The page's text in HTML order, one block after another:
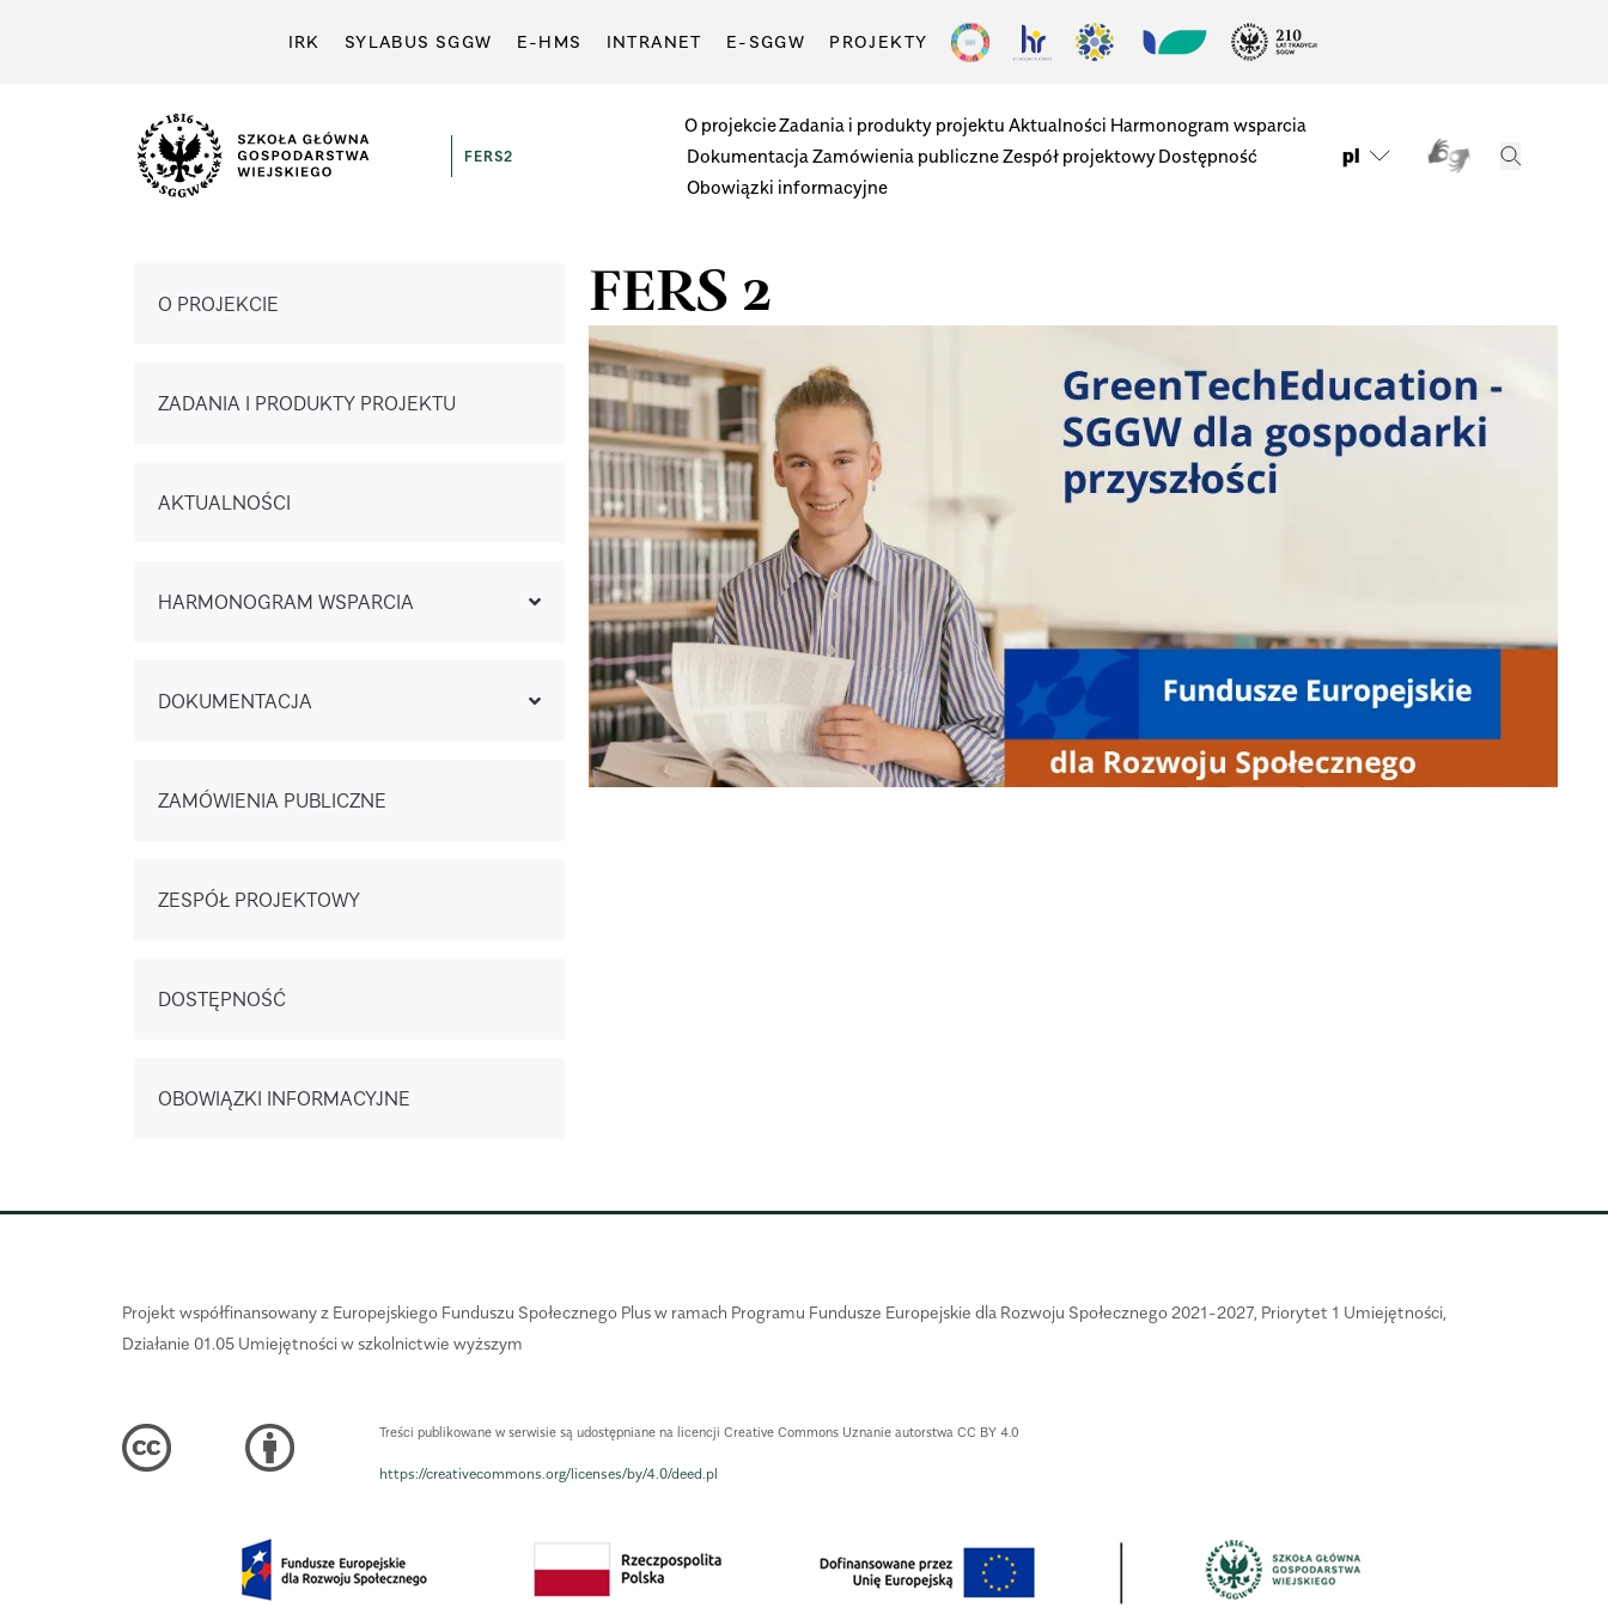
IRK SYLABUS SGGW E-HMS INTRANET E-SGGW PROJEKTY
FERS2
O projekcieZadania i produkty projektu Aktualności Harmonogram wsparcia
Dokumentacja Zamówienia publiczneZespół projektowyDostępność
Obowiązki informacyjne
pl
O PROJEKCIE
ZADANIA I PRODUKTY PROJEKTU
AKTUALNOŚCI
HARMONOGRAM WSPARCIA
DOKUMENTACJA
ZAMÓWIENIA PUBLICZNE
ZESPÓŁ PROJEKTOWY
DOSTĘPNOŚĆ
OBOWIĄZKI INFORMACYJNE
FERS 2
Projekt współfinansowany z Europejskiego Funduszu Społecznego Plus w ramach Programu Fundusze Europejskie dla Rozwoju Społecznego 2021-2027, Priorytet 1 Umiejętności,
Działanie 01.05 Umiejętności w szkolnictwie wyższym
Treści publikowane w serwisie są udostępniane na licencji Creative Commons Uznanie autorstwa CC BY 4.0
https://creativecommons.org/licenses/by/4.0/deed.pl